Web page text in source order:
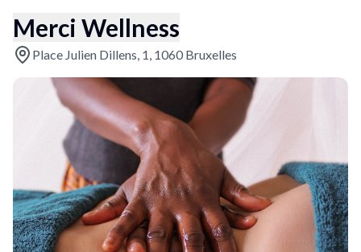
Merci Wellness
Place Julien Dillens, 1, 1060 Bruxelles